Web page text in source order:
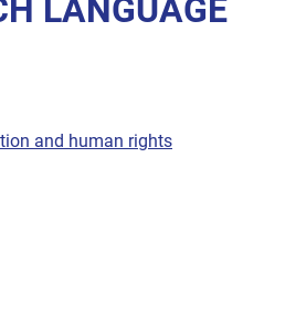
LANGUAGE
and human rights